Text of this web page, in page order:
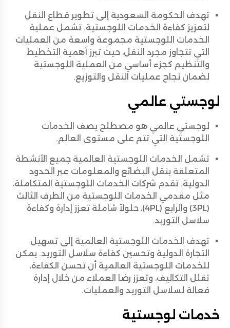
تهدف الحكومة السعودية إلى تطوير قطاع النقل
لتعزيز كفاءة الخدمات اللوجستية. تشمل عملية
الخدمات اللوجستية مجموعة واسعة من العمليات
التي تتجاوز مجرد النقل، حيث تبرز أهمية التخطيط
والتنظيم كجزء أساسي من العملية اللوجستية
لضمان نجاح عمليات النقل والتوزيع.
لوجستي عالمي
لوجستي عالمي هو مصطلح يصف الخدمات
اللوجستية التي تتم على مستوى العالم.
تشمل الخدمات اللوجستية العالمية جميع الأنشطة
المتعلقة بنقل البضائع والمعلومات عبر الحدود
الدولية. تقدم شركات الخدمات اللوجستية المتكاملة،
مثل مقدمي الخدمات اللوجستية من الطرف الثالث
(3PL) والرابع (4PL)، حلولاً شاملة تعزز إدارة وكفاءة
سلاسل التوريد.
تهدف الخدمات اللوجستية العالمية إلى تسهيل
التجارة الدولية وتحسين كفاءة سلاسل التوريد. يمكن
للخدمات اللوجستية العالمية أن تحسن الكفاءة،
تقلل التكاليف، وتعزز رضا العملاء من خلال إدارة
فعالة لسلاسل التوريد والعمليات.
خدمات لوجستية